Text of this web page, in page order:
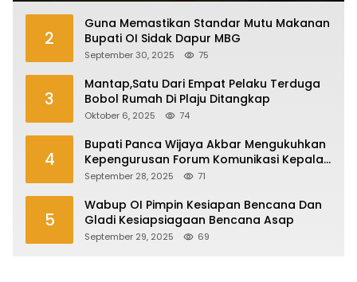
2
Guna Memastikan Standar Mutu Makanan
Bupati OI Sidak Dapur MBG
September 30, 2025 75
3
Mantap,Satu Dari Empat Pelaku Terduga
Bobol Rumah Di Plaju Ditangkap
Oktober 6, 2025 74
4
Bupati Panca Wijaya Akbar Mengukuhkan
Kepengurusan Forum Komunikasi Kepala
Desa Kabupaten Ogan Ilir Periode 2025-
September 28, 2025 71
5
Wabup OI Pimpin Kesiapan Bencana Dan
Gladi Kesiapsiagaan Bencana Asap
September 29, 2025 69